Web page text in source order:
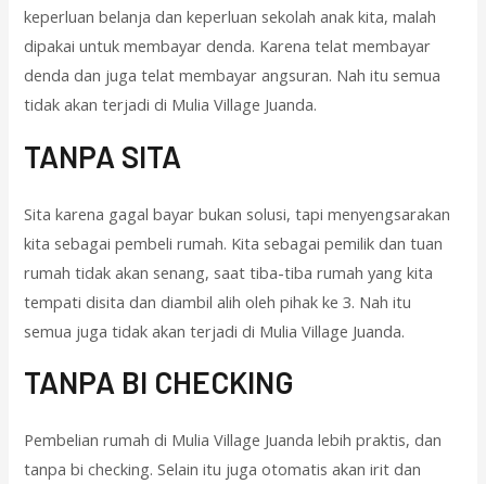
keperluan belanja dan keperluan sekolah anak kita, malah
dipakai untuk membayar denda. Karena telat membayar
denda dan juga telat membayar angsuran. Nah itu semua
tidak akan terjadi di Mulia Village Juanda.
TANPA SITA
Sita karena gagal bayar bukan solusi, tapi menyengsarakan
kita sebagai pembeli rumah. Kita sebagai pemilik dan tuan
rumah tidak akan senang, saat tiba-tiba rumah yang kita
tempati disita dan diambil alih oleh pihak ke 3. Nah itu
semua juga tidak akan terjadi di Mulia Village Juanda.
TANPA BI CHECKING
Pembelian rumah di Mulia Village Juanda lebih praktis, dan
tanpa bi checking. Selain itu juga otomatis akan irit dan